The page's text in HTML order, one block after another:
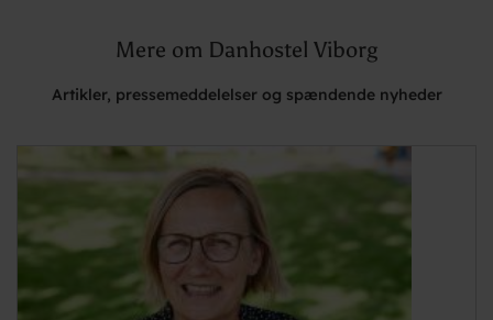
Mere om Danhostel Viborg
Artikler, pressemeddelelser og spændende nyheder